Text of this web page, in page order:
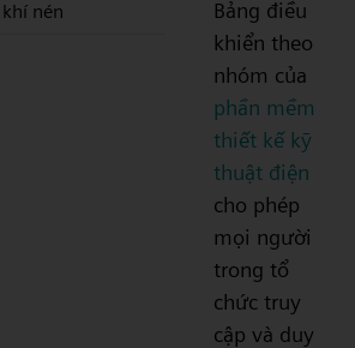
nén
Bảng điều
khiển theo
nhóm của
phần mềm
thiết kế kỹ
thuật điện
cho phép
mọi người
trong tổ
chức truy
cập và duy